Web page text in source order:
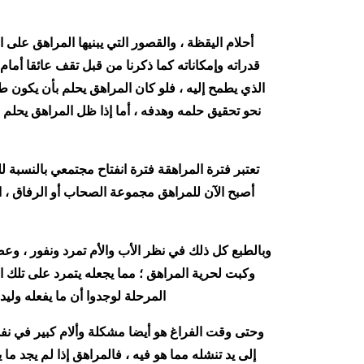
أحلام اليقظة ، والقصور التي يبنيها
قدراته وإمكاناته كما ذكرنا من قبل تقف عائقا
الذي يطمح إليه ، فلو كان المراهق يحلم بأن
نحو تحقيق حلمه وهدفه ، أما إذا ظل المراهق
تعتبر فترة المراهقة فترة انفتاح مجتمعي
أصبح الآن للمراهق مجموعة الصحاب أو الرفاق ،
وبالطبع كل ذلك في نظر الأب والأم تمرد ونفور ،
وكبت لحرية المراهق ؛ مما يجعله يتمرد على تلك
المرحلة لوجدوا أن ما يفعله
وحتى وقت الفراغ هو أيضا مشكلة وألام كبير في
إلى يد تنشله مما هو فيه ، فالمراهق إذا لم يجد